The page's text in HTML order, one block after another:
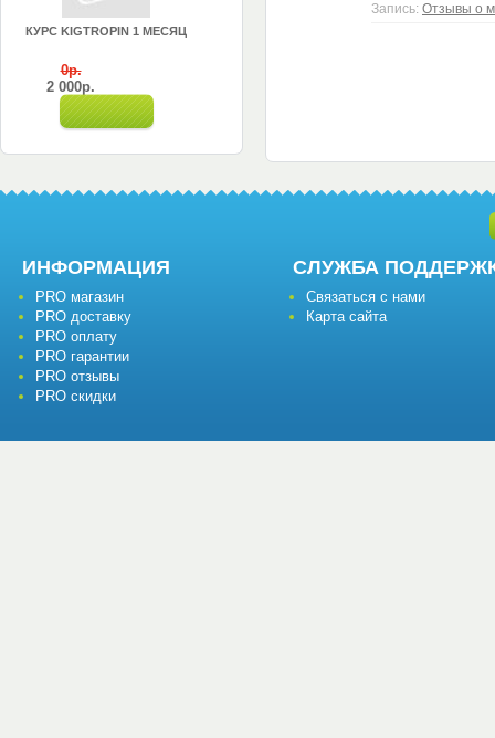
КУРС KIGTROPIN 1 МЕСЯЦ
0р.
2 000р.
Запись: Отзывы о
ИНФОРМАЦИЯ
PRO магазин
PRO доставку
PRO оплату
PRO гарантии
PRO отзывы
PRO скидки
СЛУЖБА
Связаться с нами
Карта сайта